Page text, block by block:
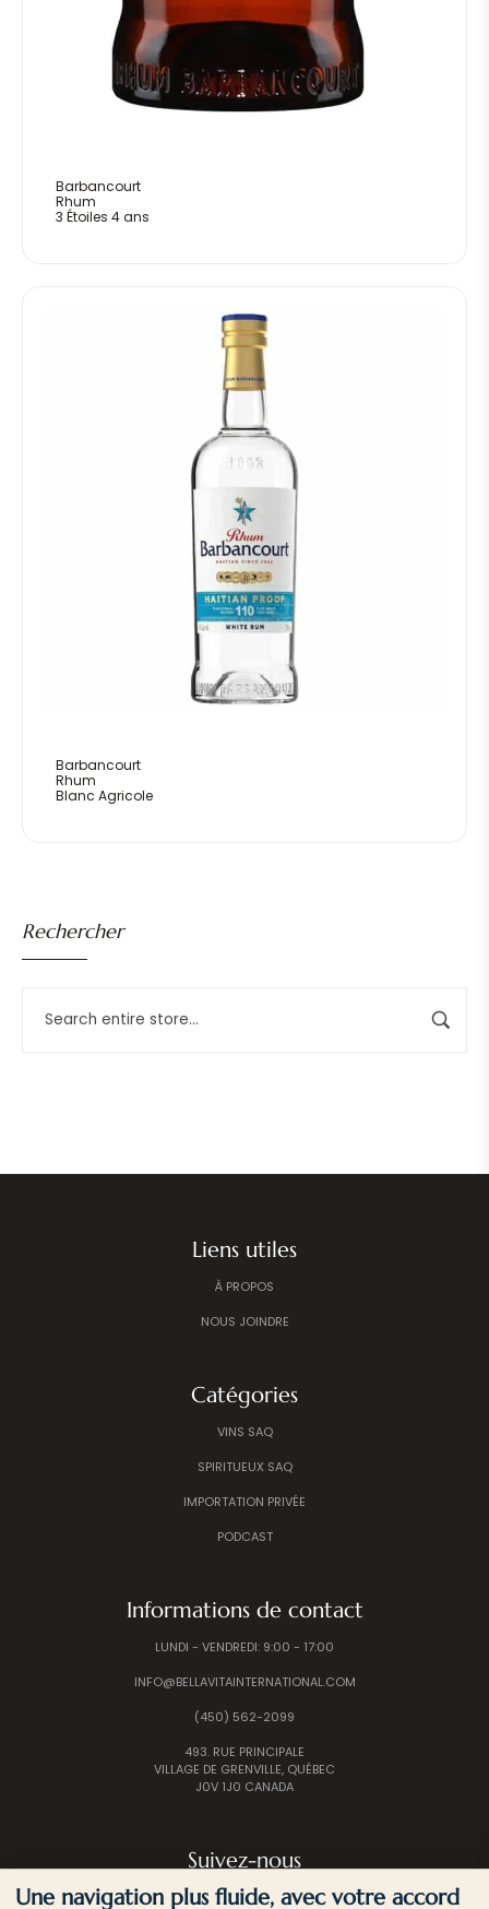
Rechercher
Barbancourt
Rhum
3 Étoiles 4 ans
Barbancourt
Rhum
Blanc Agricole
Liens utiles
À PROPOS
NOUS JOINDRE
Catégories
VINS SAQ
SPIRITUEUX SAQ
IMPORTATION PRIVÉE
PODCAST
Informations de contact
LUNDI - VENDREDI: 9:00 - 17:00
INFO@BELLAVITAINTERNATIONAL.COM
(450) 562-2099
493. RUE PRINCIPALE
VILLAGE DE GRENVILLE, QUÉBEC
J0V 1J0 CANADA
Suivez-nous
Une navigation plus fluide, avec votre accord